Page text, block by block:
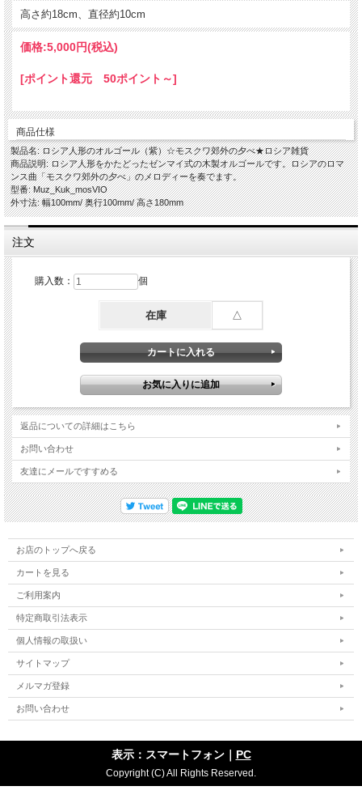
高さ約18cm、直径約10cm
価格:5,000円(税込)
[ポイント還元 50ポイント～]
商品仕様
製品名: ロシア人形のオルゴール（紫）☆モスクワ郊外の夕べ★ロシア雑貨
商品説明: ロシア人形をかたどったゼンマイ式の木製オルゴールです。ロシアのロマ
ンス曲「モスクワ郊外の夕べ」のメロディーを奏でます。
型番: Muz_Kuk_mosVIO
外寸法: 幅100mm/ 奥行100mm/ 高さ180mm
注文
購入数： 個
在庫 △
返品についての詳細はこちら
お問い合わせ
友達にメールですすめる
お店のトップへ戻る
カートを見る
ご利用案内
特定商取引法表示
個人情報の取扱い
サイトマップ
メルマガ登録
お問い合わせ
表示：スマートフォン｜ PC
Copyright (C) All Rights Reserved.